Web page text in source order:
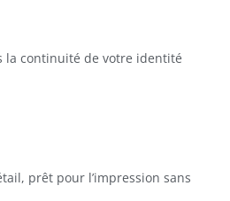
la continuité de votre identité
prêt pour l’impression sans